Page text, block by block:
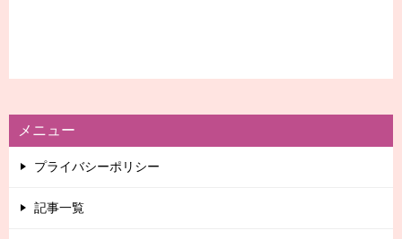
メニュー
プライバシーポリシー
記事一覧